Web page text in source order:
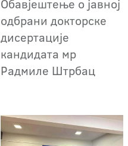
Обавјештење о јавној
одбрани докторске
дисертације
кандидата мр
Радмиле Штрбац